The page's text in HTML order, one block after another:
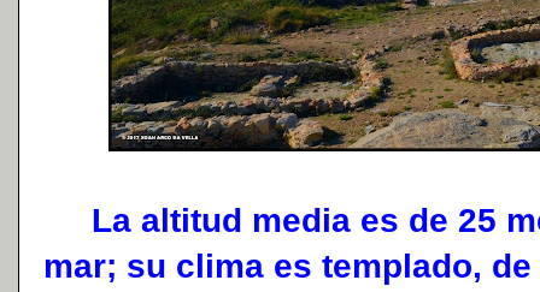
La altitud media es de 25
mar; su clima es templado,